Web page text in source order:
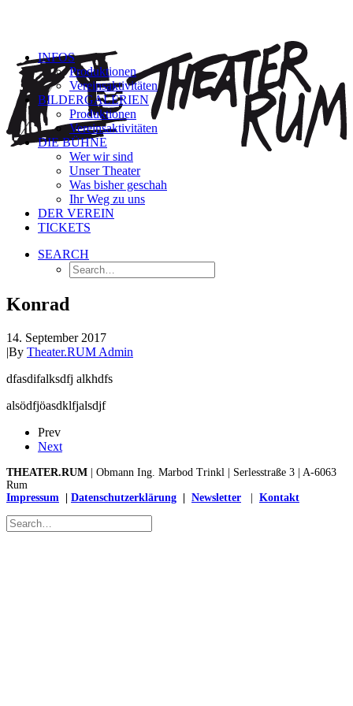
INFOS
Produktionen
Vereinsaktivitäten
BILDERGALERIEN
Produktionen
Vereinsaktivitäten
DIE BÜHNE
Wer wir sind
Unser Theater
Was bisher geschah
Ihr Weg zu uns
DER VEREIN
TICKETS
SEARCH
Konrad
14. September 2017
|By Theater.RUM Admin
dfasdifalksdfj alkhdfs
alsödfjöasdklfjalsdjf
Prev
Next
THEATER.RUM | Obmann Ing. Marbod Trinkl | Serlesstraße 3 | A-6063
Rum
Impressum
Datenschutzerklärung Newsletter Kontakt